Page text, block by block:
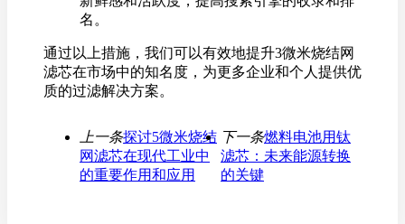
名。
通过以上措施，我们可以有效地提升3微米烧结网
滤芯在市场中的知名度，为更多企业和个人提供优
质的过滤解决方案。
上一条探讨5微米烧结
网滤芯在现代工业中
的重要作用和应用
下一条燃料电池用钛
滤芯：未来能源转换
的关键